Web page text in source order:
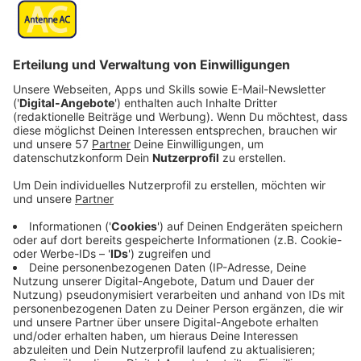
Ex-Aachener, die nicht mehr hier wohnen, bekommen
momentan wieder Weihnachtspost von der Stadt
raus - diesmal an rund 1000 frühere Öcher in über 70
Ländern. Sie bekommen zum Beispiel einen
Weihnachtsbrief von Oberbürgermeister Philipp und
den Jahreskalender der Sparkasse.
Alle Interessenten der Aktion „Aachener im Ausland“
können sich jederzeit mit dem
städtischen Fachbereich Presse und Marketing in
Verbindung setzen. Die entsprechende Mail-Adresse
lautet aachenerimausland@mail.aachen.de.
Anzeige